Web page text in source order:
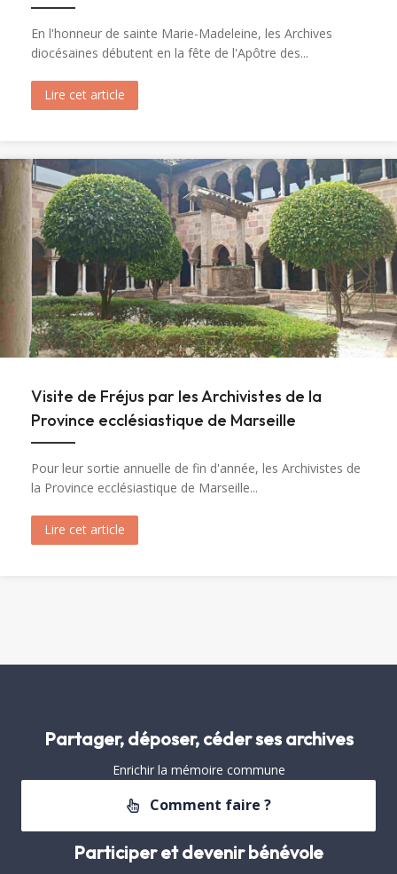
En l'honneur de sainte Marie-Madeleine, les Archives
diocésaines débutent en la fête de l'Apôtre des...
Lire cet article
Visite de Fréjus par les Archivistes de la
Province ecclésiastique de Marseille
Pour leur sortie annuelle de fin d'année, les Archivistes de
la Province ecclésiastique de Marseille...
Lire cet article
Partager, déposer, céder ses archives
Enrichir la mémoire commune
Comment faire ?
Participer et devenir bénévole